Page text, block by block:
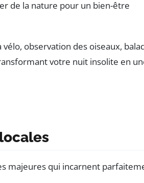
de la nature pour un bien-être
observation des oiseaux,
votre nuit insolite en
majeures qui incarnent